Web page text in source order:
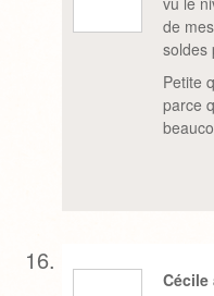
de
soldes
Petite
parce